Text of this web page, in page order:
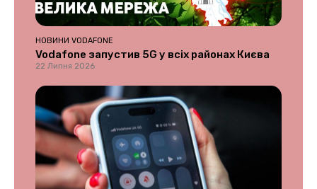
НОВИНИ VODAFONE
Vodafone запустив 5G у всіх районах Києва
22 Липня 2026